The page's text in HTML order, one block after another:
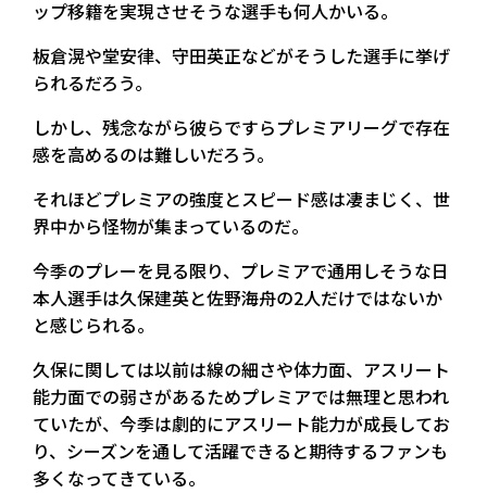
ップ移籍を実現させそうな選手も何人かいる。
板倉滉や堂安律、守田英正などがそうした選手に挙げ
られるだろう。
しかし、残念ながら彼らですらプレミアリーグで存在
感を高めるのは難しいだろう。
それほどプレミアの強度とスピード感は凄まじく、世
界中から怪物が集まっているのだ。
今季のプレーを見る限り、プレミアで通用しそうな日
本人選手は久保建英と佐野海舟の2人だけではないか
と感じられる。
久保に関しては以前は線の細さや体力面、アスリート
能力面での弱さがあるためプレミアでは無理と思われ
ていたが、今季は劇的にアスリート能力が成長してお
り、シーズンを通して活躍できると期待するファンも
多くなってきている。